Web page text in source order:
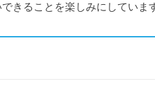
きることを楽しみにしていま